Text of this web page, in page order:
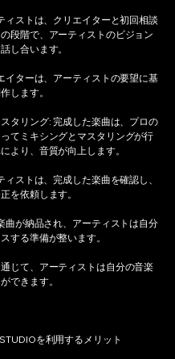
ィストは、クリエイターと初回相談
段階で、アーティストのビジョン
し合います。
イターは、アーティストの要望に基
します。
タリング: 完成した楽曲は、プロの
てミキシングとマスタリングが行
より、音質が向上します。
ィストは、完成した楽曲を確認し、
を依頼します。
曲が納品され、アーティストは自分
する準備が整います。
じて、アーティストは自分の音楽
できます。
を利用するメリット